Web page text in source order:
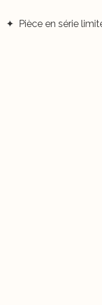
✦ Pièce en série